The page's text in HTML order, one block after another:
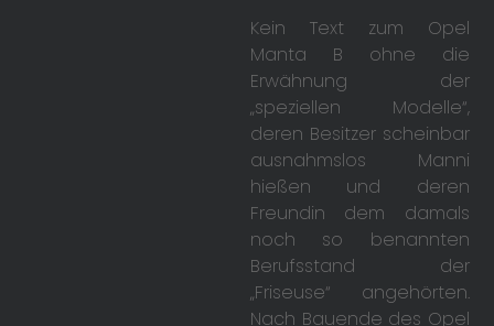
Kein Text zum Opel
Manta B ohne die
Erwähnung der
„speziellen Modelle“,
deren Besitzer scheinbar
ausnahmslos Manni
hießen und deren
Freundin dem damals
noch so benannten
Berufsstand der
„Friseuse“ angehörten.
Nach Bauende des Opel